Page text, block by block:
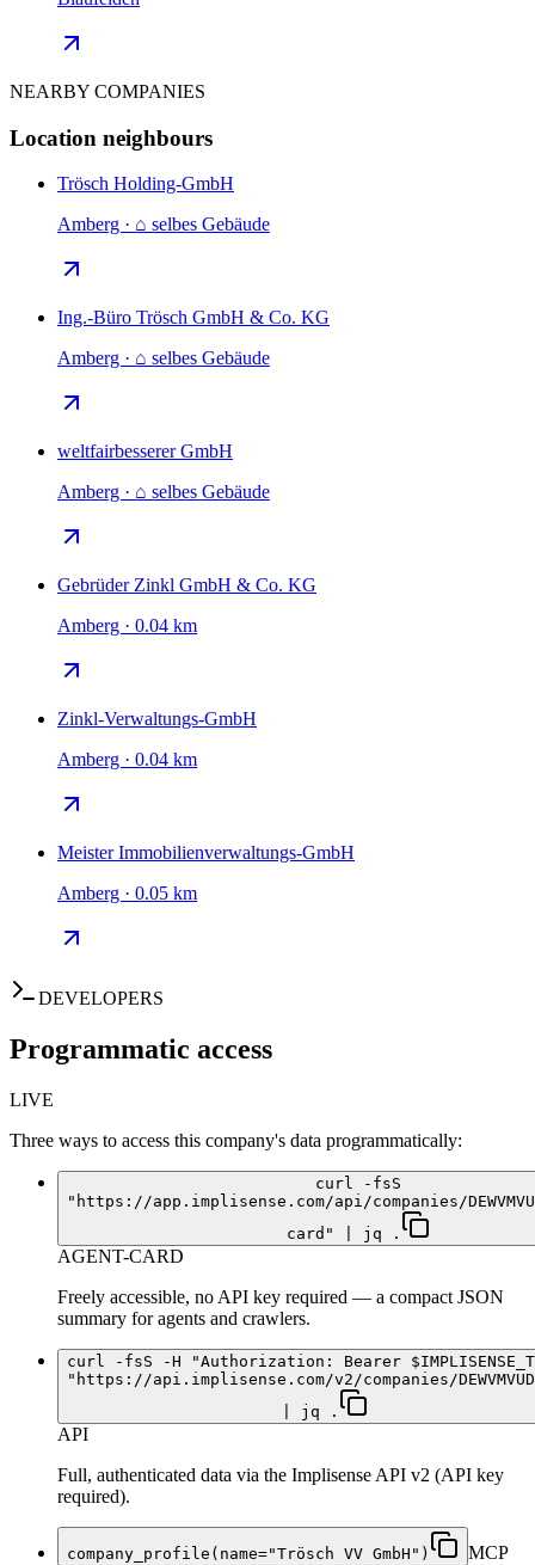
NEARBY COMPANIES
Location neighbours
Trösch Holding-GmbH
Amberg · ⌂ selbes Gebäude
Ing.-Büro Trösch GmbH & Co. KG
Amberg · ⌂ selbes Gebäude
weltfairbesserer GmbH
Amberg · ⌂ selbes Gebäude
Gebrüder Zinkl GmbH & Co. KG
Amberg · 0.04 km
Zinkl-Verwaltungs-GmbH
Amberg · 0.04 km
Meister Immobilienverwaltungs-GmbH
Amberg · 0.05 km
DEVELOPERS
Programmatic access
LIVE
Three ways to access this company's data programmatically:
curl -fsS
"https://app.implisense.com/api/companies/
card" | jq .
AGENT-CARD
Freely accessible, no API key required — a compact JSON
summary for agents and crawlers.
curl -fsS -H "Authorization: Bearer
"https://api.implisense.com/v2/companies/
| jq .
API
Full, authenticated data via the Implisense API v2 (API key
required).
company_profile(name="Trösch VV GmbH") MCP